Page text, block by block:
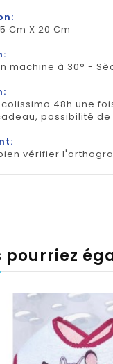
Cm X 20 Cm
machine à 30° -
colissimo 48h une
possibilité
vérifier
pourriez